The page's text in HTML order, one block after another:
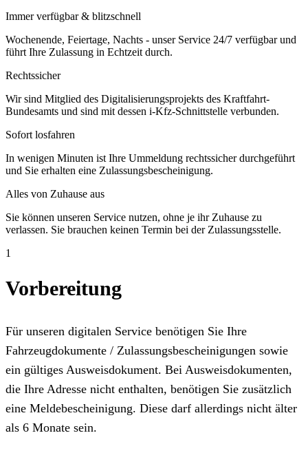
Immer verfügbar & blitzschnell
Wochenende, Feiertage, Nachts - unser Service 24/7 verfügbar und
führt Ihre Zulassung in Echtzeit durch.
Rechtssicher
Wir sind Mitglied des Digitalisierungsprojekts des Kraftfahrt-
Bundesamts und sind mit dessen i-Kfz-Schnittstelle verbunden.
Sofort losfahren
In wenigen Minuten ist Ihre Ummeldung rechtssicher durchgeführt
und Sie erhalten eine Zulassungsbescheinigung.
Alles von Zuhause aus
Sie können unseren Service nutzen, ohne je ihr Zuhause zu
verlassen. Sie brauchen keinen Termin bei der Zulassungsstelle.
1
Vorbereitung
Für unseren digitalen Service benötigen Sie Ihre
Fahrzeugdokumente / Zulassungsbescheinigungen sowie
ein gültiges Ausweisdokument. Bei Ausweisdokumenten,
die Ihre Adresse nicht enthalten, benötigen Sie zusätzlich
eine Meldebescheinigung. Diese darf allerdings nicht älter
als 6 Monate sein.